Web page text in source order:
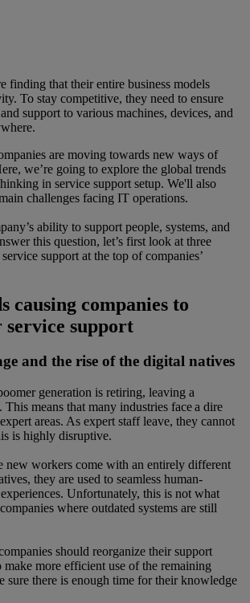
finding that their entire business models
To stay competitive, they need to ensure
support to various machines, devices, and
are moving towards new ways of
we’re going to explore the global trends
in service support setup. We'll also
challenges facing IT operations.
ability to support people, systems, and
this question, let’s first look at three
support at the top of companies’
causing companies to
support
and the rise of the digital natives
generation is retiring, leaving a
means that many industries face a dire
areas. As expert staff leave, they cannot
is highly disruptive.
new workers come with an entirely different
they are used to seamless human-
Unfortunately, this is not what
where outdated systems are still
should reorganize their support
more efficient use of the remaining
sure there is enough time for their knowledge